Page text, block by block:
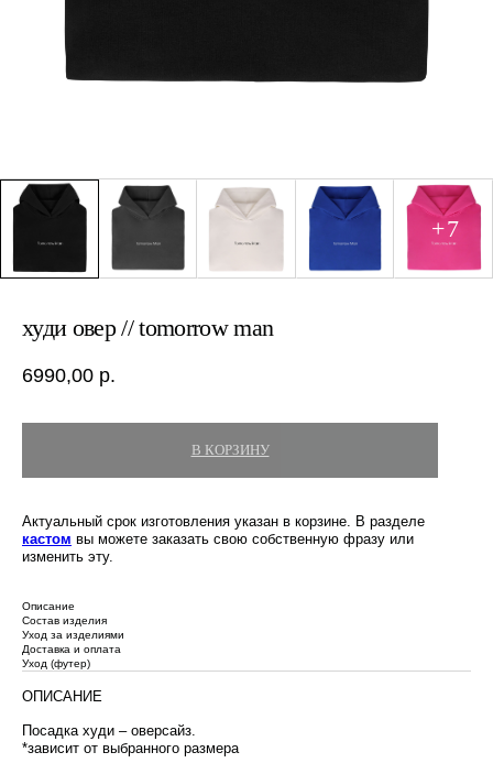
худи овер // tomorrow man
6990,00 р.
В КОРЗИНУ
Актуальный срок изготовления указан в корзине. В разделе
кастом вы можете заказать свою собственную фразу или
изменить эту.
Описание
Состав изделия
Уход за изделиями
Доставка и оплата
Уход (футер)
ОПИСАНИЕ
Посадка худи – оверсайз.
*зависит от выбранного размера